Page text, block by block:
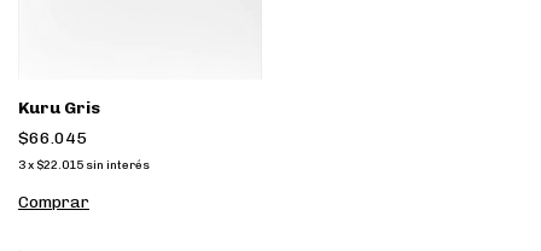
Kuru Gris
$66.045
3x $22.015 sin interés
Comprar